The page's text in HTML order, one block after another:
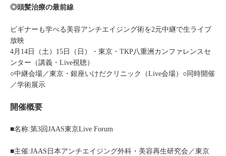
◎頭髪治療の最前線
ビギナーも学べる美容アンチエイジング術を2元中継で生ライブ
放映
4月14日（土）15日（日）・東京・TKP八重洲カンファレンスセ
ンター（講義・Live視聴）
○中継会場／東京・銀座いけだクリニック（Live会場）○同時開催
／学術展示
開催概要
■名称:第3回JAAS東京Live Forum
■主催:JAAS日本アンチエイジング外科・美容再生研究会／東京